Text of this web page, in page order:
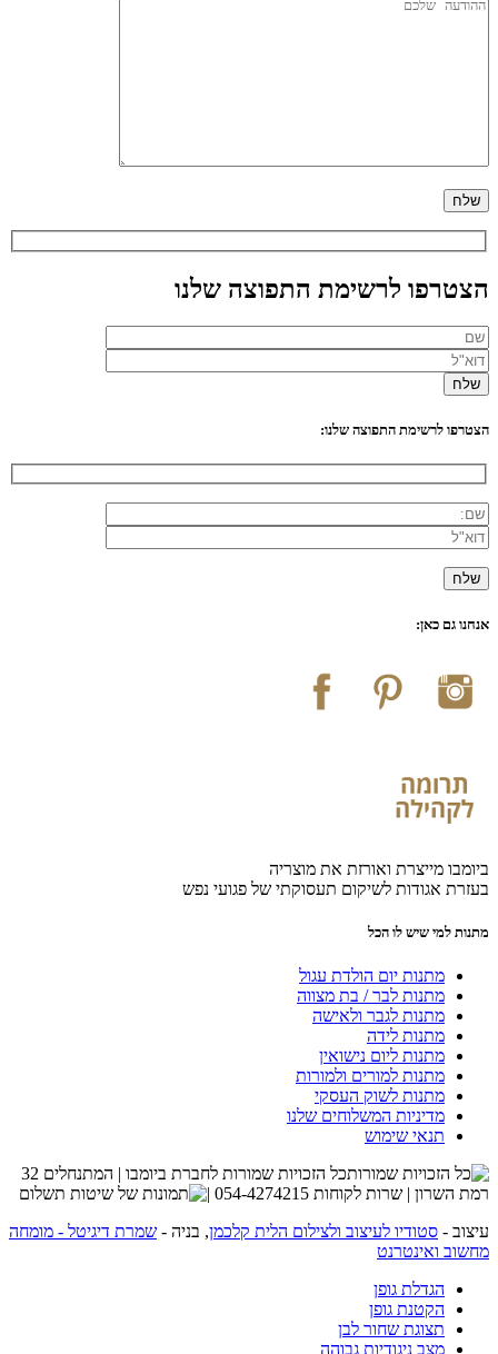
הצטרפו לרשימת התפוצה שלנו
הצטרפו לרשימת התפוצה שלנו:
אנחנו גם כאן:
ביומבו מייצרת ואורזת את מוצריה
בעזרת אגודות לשיקום תעסוקתי של פגועי נפש
מתנות למי שיש לו הכל
מתנות יום הולדת עגול
מתנות לבר / בת מצווה
מתנות לגבר ולאישה
מתנות לידה
מתנות ליום נישואין
מתנות למורים ולמורות
מתנות לשוק העסקי
מדיניות המשלוחים שלנו
תנאי שימוש
כל הזכויות שמורות לחברת ביומבו | המתנחלים 32
רמת השרון | שרות לקוחות 054-4274215 |
עיצוב - סטודיו לעיצוב ולצילום הלית קלכמן, בניה - שמרת דיגיטל - מומחה
מחשוב ואינטרנט
הגדלת גופן
הקטנת גופן
תצוגת שחור לבן
מצב ניגודיות גבוהה